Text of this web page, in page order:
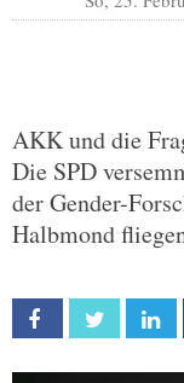
AKK und die
Die SPD
der Gender-
Halbmond
Facebook Twitter